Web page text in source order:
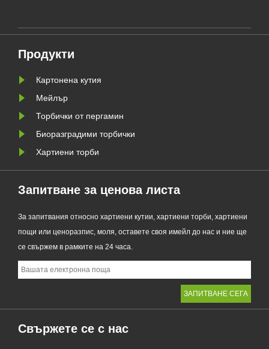
да
Glassine Paper Bag. Проектиран
торбички, новият продукт
Продукти
Картонена кутия
Мейлър
Торбички от пергамин
Биоразградими торбички
Хартиени торби
Запитване за ценова листа
За запитвания относно хартиени кутии, хартиени торби, хартиени
пощи или ценоразпис, моля, оставете своя имейл до нас и ние ще
се свържем в рамките на 24 часа.
Свържете се с нас